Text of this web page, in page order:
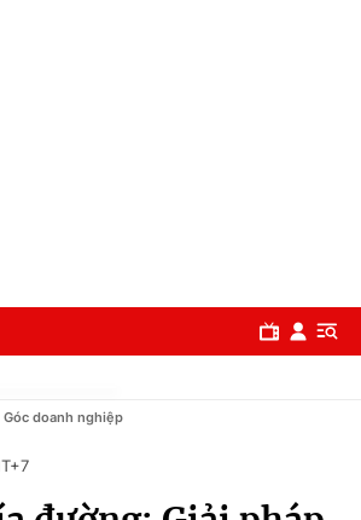
Góc doanh nghiệp